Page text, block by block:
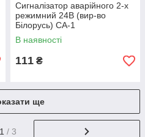
Сигналізатор аварійного 2-х
режимний 24В (вир-во
Білорусь) СА-1
В наявності
111 ₴
ще
1 / 3